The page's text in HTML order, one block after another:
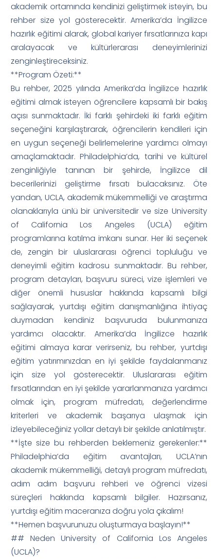
akademik ortamında kendinizi geliştirmek isteyin, bu
rehber size yol gösterecektir. Amerika’da İngilizce
hazırlık eğitimi alarak, global kariyer fırsatlarınıza kapı
aralayacak ve kültürlerarası deneyimlerinizi
zenginleştireceksiniz.
**Program Özeti:**
Bu rehber, 2025 yılında Amerika’da İngilizce hazırlık
eğitimi almak isteyen öğrencilere kapsamlı bir bakış
açısı sunmaktadır. İki farklı şehirdeki iki farklı eğitim
seçeneğini karşılaştırarak, öğrencilerin kendileri için
en uygun seçeneği belirlemelerine yardımcı olmayı
amaçlamaktadır. Philadelphia’da, tarihi ve kültürel
zenginliğiyle tanınan bir şehirde, İngilizce dil
becerilerinizi geliştirme fırsatı bulacaksınız. Öte
yandan, UCLA, akademik mükemmelliği ve araştırma
olanaklarıyla ünlü bir üniversitedir ve size University
of California Los Angeles (UCLA) eğitim
programlarına katılma imkanı sunar. Her iki seçenek
de, zengin bir uluslararası öğrenci topluluğu ve
deneyimli eğitim kadrosu sunmaktadır. Bu rehber,
program detayları, başvuru süreci, vize işlemleri ve
diğer önemli hususlar hakkında kapsamlı bilgi
sağlayarak, yurtdışı eğitim danışmanlığına ihtiyaç
duymadan kendiniz başvuruda bulunmanıza
yardımcı olacaktır. Amerika’da İngilizce hazırlık
eğitimi almaya karar verirseniz, bu rehber, yurtdışı
eğitim yatırımınızdan en iyi şekilde faydalanmanız
için size yol gösterecektir. Uluslararası eğitim
fırsatlarından en iyi şekilde yararlanmanıza yardımcı
olmak için, program müfredatı, değerlendirme
kriterleri ve akademik başarıya ulaşmak için
izleyebileceğiniz yollar detaylı bir şekilde anlatılmıştır.
**İşte size bu rehberden beklemeniz gerekenler:**
Philadelphia’da eğitim avantajları, UCLA’nın
akademik mükemmelliği, detaylı program müfredatı,
adım adım başvuru rehberi ve öğrenci vizesi
süreçleri hakkında kapsamlı bilgiler. Hazırsanız,
yurtdışı eğitim maceranıza doğru yola çıkalım!
**Hemen başvurunuzu oluşturmaya başlayın!**
## Neden University of California Los Angeles
(UCLA)?